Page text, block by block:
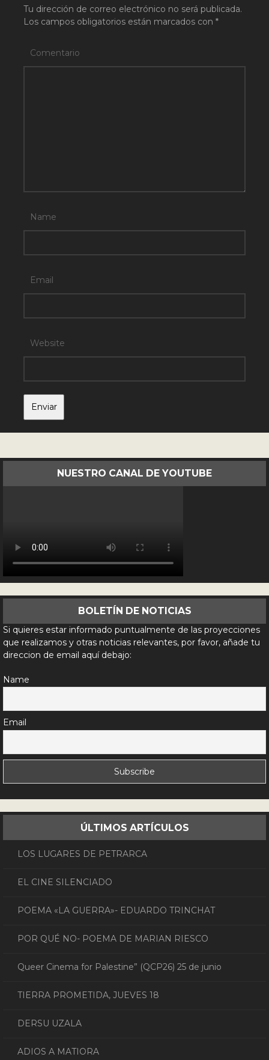
Tu dirección de correo electrónico no será publicada.
Los campos obligatorios están marcados con *
Comentario
Name
Email
Website
NUESTRO CANAL DE YOUTUBE
BOLETÍN DE NOTICIAS
Si quieres estar informado puntualmente de las proyecciones
que realizamos y otras noticias relevantes, por favor, añade tu
direccion de email aquí debajo:
Name
Email
ÚLTIMOS ARTÍCULOS
LOS LUGARES DE PETRARCA
EL CINE SILENCIADO
POEMA «LA GUERRA»- EDUARDO TRINCHAT
POR QUÉ NO- POEMA DE MARIAN RIESCO
Queer Cinema for Palestine” (QCP26) 25 de junio
TIERRA PROMETIDA, JUEVES 18
DERSU UZALA
ADIOS A MATIORA